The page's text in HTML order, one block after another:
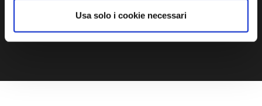
Usa solo i cookie necessari
TELEFONO MODULO CONTATTI